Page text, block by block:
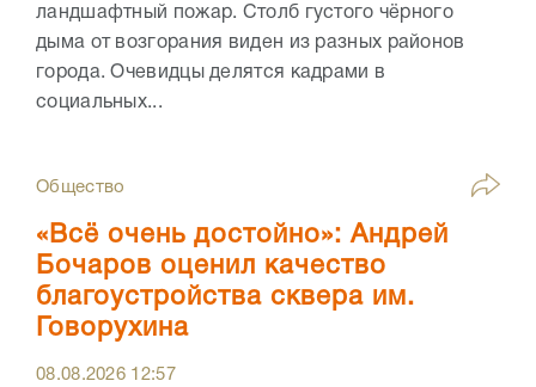
ландшафтный пожар. Столб густого чёрного
дыма от возгорания виден из разных районов
города. Очевидцы делятся кадрами в
социальных...
Общество
«Всё очень достойно»: Андрей
Бочаров оценил качество
благоустройства сквера им.
Говорухина
08.08.2026 12:57